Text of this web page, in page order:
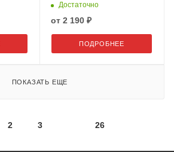
Достаточно
от 2 190 ₽
ПОДРОБНЕЕ
ПОКАЗАТЬ ЕЩЕ
2 3 26